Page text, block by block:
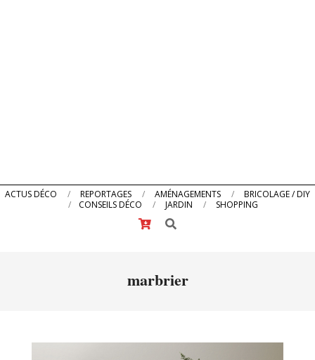
Primary
ACTUS DÉCO REPORTAGES AMÉNAGEMENTS
BRICOLAGE / DIY
CONSEILS DÉCO
JARDIN
SHOPPING
Search
marbrier